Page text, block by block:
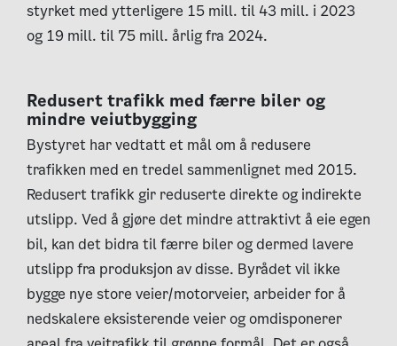
styrket med ytterligere 15 mill. til 43 mill. i 2023
og 19 mill. til 75 mill. årlig fra 2024.
Redusert trafikk med færre biler og
mindre veiutbygging
Bystyret har vedtatt et mål om å redusere
trafikken med en tredel sammenlignet med 2015.
Redusert trafikk gir reduserte direkte og indirekte
utslipp. Ved å gjøre det mindre attraktivt å eie egen
bil, kan det bidra til færre biler og dermed lavere
utslipp fra produksjon av disse. Byrådet vil ikke
bygge nye store veier/motorveier, arbeider for å
nedskalere eksisterende veier og omdisponerer